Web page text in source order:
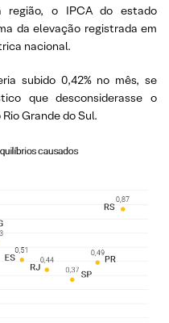
região, o IPCA do estado
da elevação registrada em
nacional.
subido 0,42% no mês, se
que desconsiderasse o
Grande do Sul.